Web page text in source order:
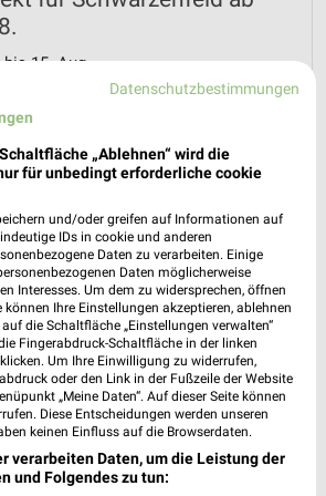
15. Aug.
MEHR PROSPEKTE
& Angebote App
immer griffbereit – mit der kostenlosen
Datenschutzbestimmungen
„Ablehnen“ wird die
für unbedingt erforderliche cookie
und/oder greifen auf Informationen auf
IDs in cookie und anderen
Daten zu verarbeiten. Einige
Daten möglicherweise
Interesses. Um dem zu widersprechen, öffnen
können Ihre Einstellungen akzeptieren, ablehnen
die Schaltfläche „Einstellungen verwalten“
Fingerabdruck-Schaltfläche in der linken
Um Ihre Einwilligung zu widerrufen,
oder den Link in der Fußzeile der Website
„Meine Daten“. Auf dieser Seite können
Diese Entscheidungen werden unseren
keinen Einfluss auf die Browserdaten.
verarbeiten Daten, um die Leistung der
und Folgendes zu tun: